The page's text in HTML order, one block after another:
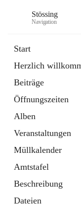
Stössing
Navigation
Start
Herzlich
Beiträge
Öffnungszeiten
Alben
Veranstaltungen
Müllkalender
Amtstafel
Beschreibung
Dateien
Datei
in
Tab
Kindergarten
öffnet
in
neuem
Tab